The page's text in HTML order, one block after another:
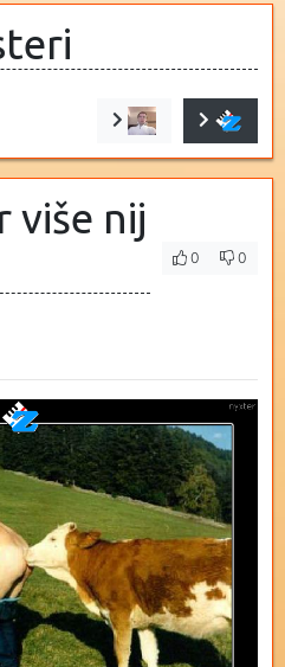
više nij
0 0